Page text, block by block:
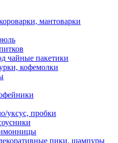
мантоварки
чайные пакетики
кофемолки
уксус, пробки
пики, шампуры